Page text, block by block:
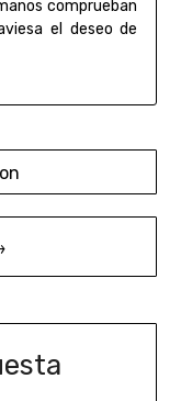
comprueban
el deseo de